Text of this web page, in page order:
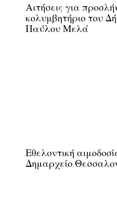
Αιτήσεις για
κολυμβητήριο του
Παύλου Μελά
Εθελοντική
Δημαρχείο